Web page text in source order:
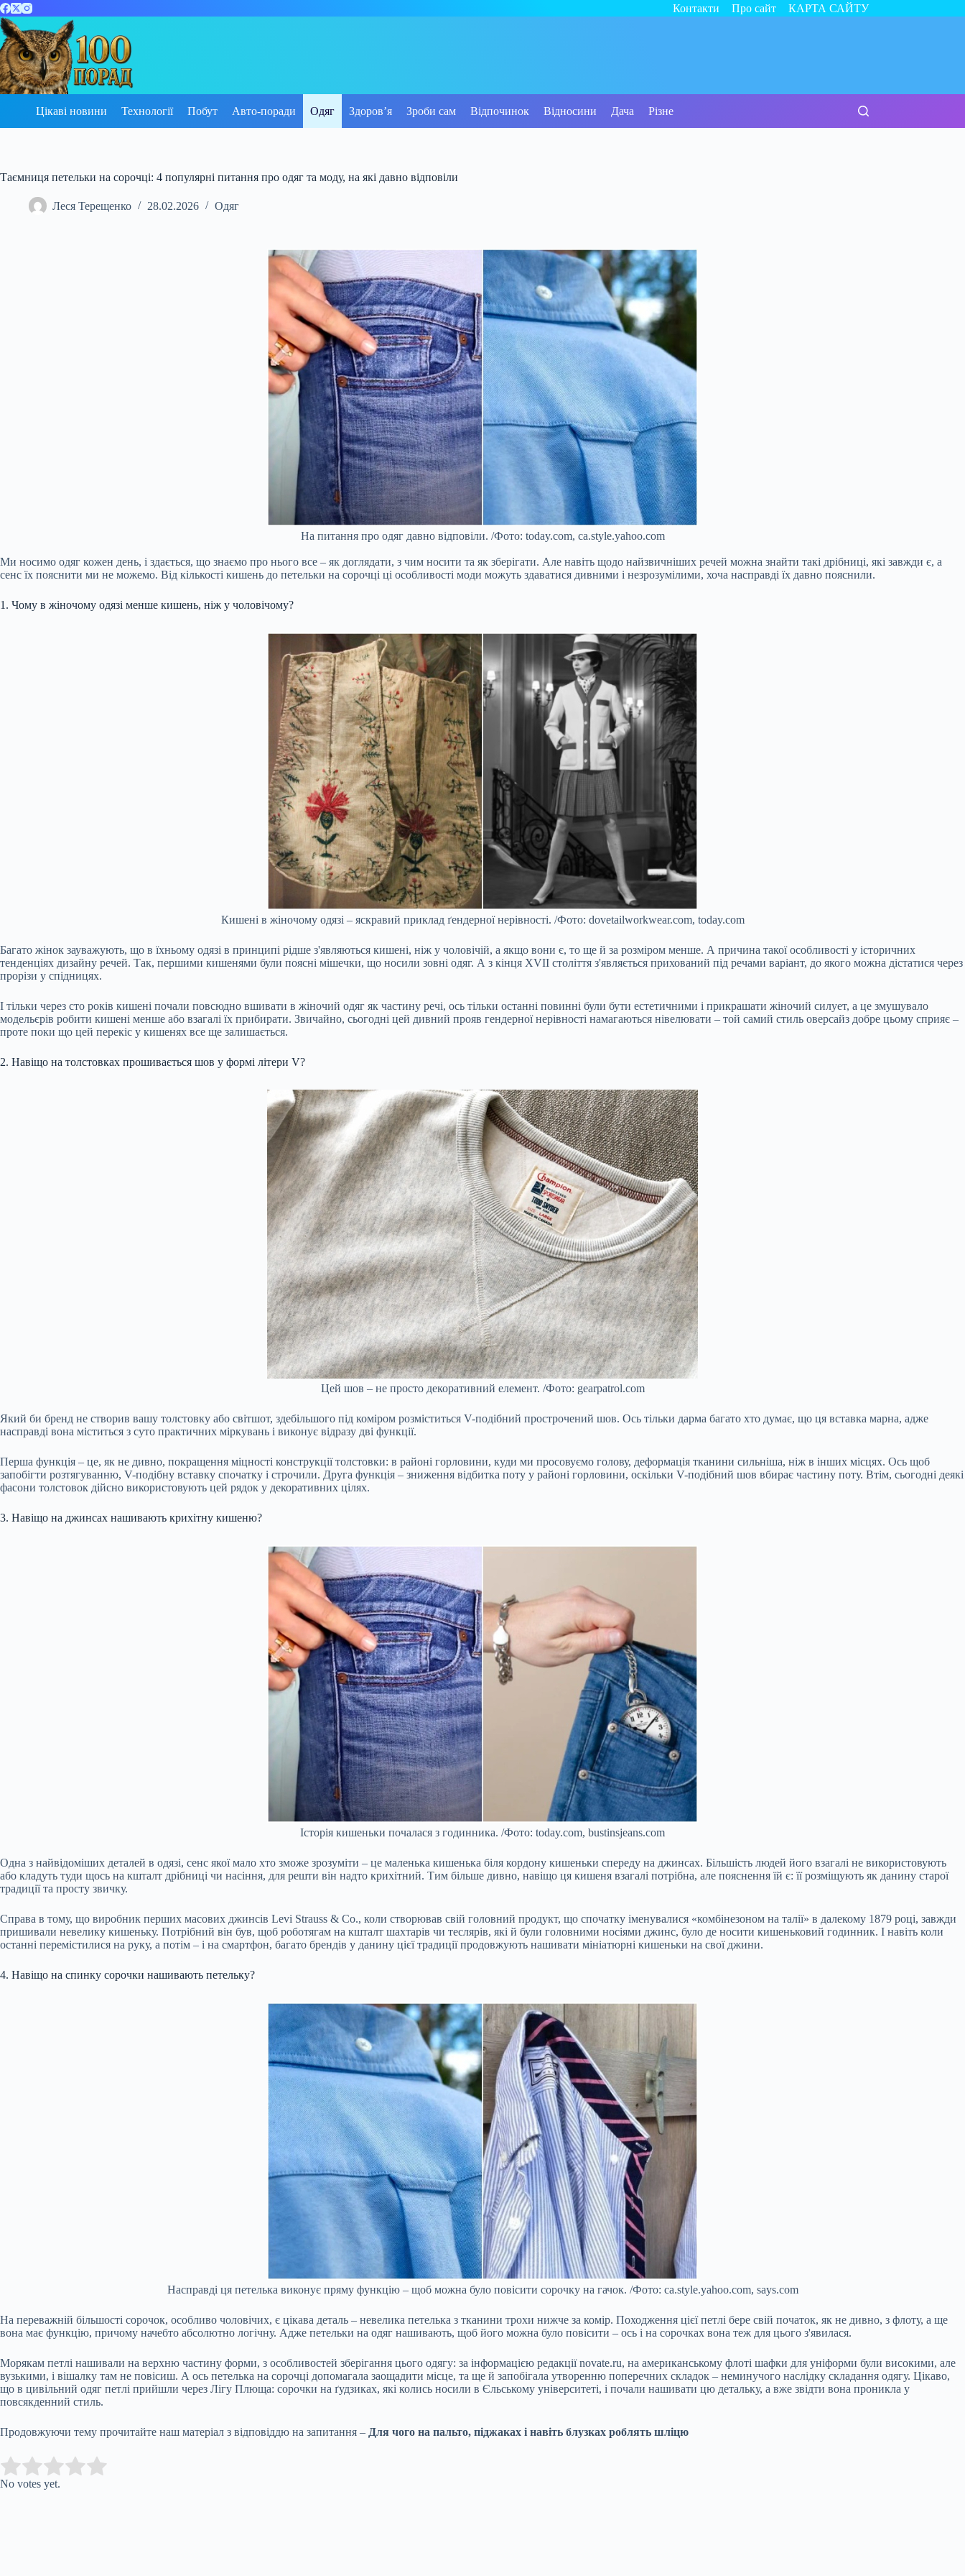
Перейти
до
вмісту
Контакти Про сайт КАРТА САЙТУ
Цікаві новини Технології Побут Авто-поради Одяг Здоров’я Зроби сам Відпочинок Відносини Дача Різне
Таємниця петельки на сорочці: 4 популярні питання про одяг та моду, на які давно відповіли
Леся Терещенко 28.02.2026 Одяг
На питання про одяг давно відповіли. /Фото: today.com, ca.style.yahoo.com
Ми носимо одяг кожен день, і здається, що знаємо про нього все – як доглядати, з чим носити та як зберігати. Але навіть щодо найзвичніших речей можна знайти такі дрібниці, які завжди є, а
сенс їх пояснити ми не можемо. Від кількості кишень до петельки на сорочці ці особливості моди можуть здаватися дивними і незрозумілими, хоча насправді їх давно пояснили.
1. Чому в жіночому одязі менше кишень, ніж у чоловічому?
Кишені в жіночому одязі – яскравий приклад ґендерної нерівності. /Фото: dovetailworkwear.com, today.com
Багато жінок зауважують, що в їхньому одязі в принципі рідше з'являються кишені, ніж у чоловічій, а якщо вони є, то ще й за розміром менше. А причина такої особливості у історичних
тенденціях дизайну речей. Так, першими кишенями були поясні мішечки, що носили зовні одяг. А з кінця XVII століття з'являється прихований під речами варіант, до якого можна дістатися через
прорізи у спідницях.
І тільки через сто років кишені почали повсюдно вшивати в жіночий одяг як частину речі, ось тільки останні повинні були бути естетичними і прикрашати жіночий силует, а це змушувало
модельєрів робити кишені менше або взагалі їх прибирати. Звичайно, сьогодні цей дивний прояв гендерної нерівності намагаються нівелювати – той самий стиль оверсайз добре цьому сприяє –
проте поки що цей перекіс у кишенях все ще залишається.
2. Навіщо на толстовках прошивається шов у формі літери V?
Цей шов – не просто декоративний елемент. /Фото: gearpatrol.com
Який би бренд не створив вашу толстовку або світшот, здебільшого під коміром розміститься V-подібний прострочений шов. Ось тільки дарма багато хто думає, що ця вставка марна, адже
насправді вона міститься з суто практичних міркувань і виконує відразу дві функції.
Перша функція – це, як не дивно, покращення міцності конструкції толстовки: в районі горловини, куди ми просовуємо голову, деформація тканини сильніша, ніж в інших місцях. Ось щоб
запобігти розтягуванню, V-подібну вставку спочатку і строчили. Друга функція – зниження відбитка поту у районі горловини, оскільки V-подібний шов вбирає частину поту. Втім, сьогодні деякі
фасони толстовок дійсно використовують цей рядок у декоративних цілях.
3. Навіщо на джинсах нашивають крихітну кишеню?
Історія кишеньки почалася з годинника. /Фото: today.com, bustinsjeans.com
Одна з найвідоміших деталей в одязі, сенс якої мало хто зможе зрозуміти – це маленька кишенька біля кордону кишеньки спереду на джинсах. Більшість людей його взагалі не використовують
або кладуть туди щось на кшталт дрібниці чи насіння, для решти він надто крихітний. Тим більше дивно, навіщо ця кишеня взагалі потрібна, але пояснення їй є: її розміщують як данину старої
традиції та просту звичку.
Справа в тому, що виробник перших масових джинсів Levi Strauss & Co., коли створював свій головний продукт, що спочатку іменувалися «комбінезоном на талії» в далекому 1879 році, завжди
пришивали невелику кишеньку. Потрібний він був, щоб роботягам на кшталт шахтарів чи теслярів, які й були головними носіями джинс, було де носити кишеньковий годинник. І навіть коли
останні перемістилися на руку, а потім – і на смартфон, багато брендів у данину цієї традиції продовжують нашивати мініатюрні кишеньки на свої джини.
4. Навіщо на спинку сорочки нашивають петельку?
Насправді ця петелька виконує пряму функцію – щоб можна було повісити сорочку на гачок. /Фото: ca.style.yahoo.com, says.com
На переважній більшості сорочок, особливо чоловічих, є цікава деталь – невелика петелька з тканини трохи нижче за комір. Походження цієї петлі бере свій початок, як не дивно, з флоту, а ще
вона має функцію, причому начебто абсолютно логічну. Адже петельки на одяг нашивають, щоб його можна було повісити – ось і на сорочках вона теж для цього з'явилася.
Морякам петлі нашивали на верхню частину форми, з особливостей зберігання цього одягу: за інформацією редакції novate.ru, на американському флоті шафки для уніформи були високими, але
вузькими, і вішалку там не повісиш. А ось петелька на сорочці допомагала заощадити місце, та ще й запобігала утворенню поперечних складок – неминучого наслідку складання одягу. Цікаво,
що в цивільний одяг петлі прийшли через Лігу Плюща: сорочки на ґудзиках, які колись носили в Єльському університеті, і почали нашивати цю детальку, а вже звідти вона проникла у
повсякденний стиль.
Продовжуючи тему прочитайте наш матеріал з відповіддю на запитання – Для чого на пальто, піджаках і навіть блузках роблять шліцю
Rate this item:
No votes yet.